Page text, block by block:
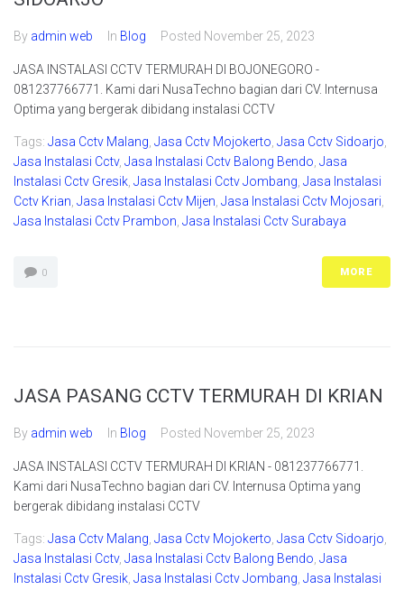
By admin web In Blog Posted November 25, 2023
JASA INSTALASI CCTV TERMURAH DI BOJONEGORO -
081237766771. Kami dari NusaTechno bagian dari CV. Internusa
Optima yang bergerak dibidang instalasi CCTV
Tags: Jasa Cctv Malang Jasa Cctv Mojokerto Jasa Cctv Sidoarjo
Jasa Instalasi Cctv, Jasa Instalasi Cctv Balong Bendo Jasa
Instalasi Cctv Gresik Jasa Instalasi Cctv Jombang Jasa Instalasi
Cctv Krian Jasa Instalasi Cctv Mijen Jasa Instalasi Cctv Mojosari
Jasa Instalasi Cctv Prambon Jasa Instalasi Cctv Surabaya
0 MORE
JASA PASANG CCTV TERMURAH DI KRIAN
By admin web In Blog Posted November 25, 2023
JASA INSTALASI CCTV TERMURAH DI KRIAN - 081237766771.
Kami dari NusaTechno bagian dari CV. Internusa Optima yang
bergerak dibidang instalasi CCTV
Tags: Jasa Cctv Malang Jasa Cctv Mojokerto Jasa Cctv Sidoarjo
Jasa Instalasi Cctv, Jasa Instalasi Cctv Balong Bendo Jasa
Instalasi Cctv Gresik Jasa Instalasi Cctv Jombang Jasa Instalasi